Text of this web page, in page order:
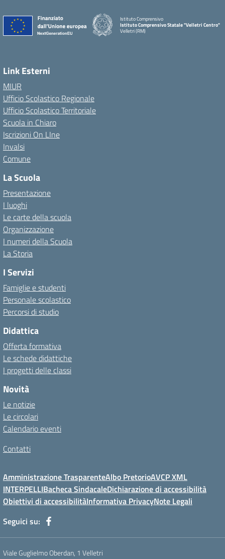
Istituto Comprensivo
Istituto Comprensivo Statale "Velletri Centro"
Velletri (RM)
Link Esterni
MIUR
Ufficio Scolastico Regionale
Ufficio Scolastico Territoriale
Scuola in Chiaro
Iscrizioni On LIne
Invalsi
Comune
La Scuola
Presentazione
I luoghi
Le carte della scuola
Organizzazione
I numeri della Scuola
La Storia
I Servizi
Famiglie e studenti
Personale scolastico
Percorsi di studio
Didattica
Offerta formativa
Le schede didattiche
I progetti delle classi
Novità
Le notizie
Le circolari
Calendario eventi
Contatti
Amministrazione TrasparenteAlbo PretorioAVCP XML
INTERPELLIBacheca SindacaleDichiarazione di accessibilità
Obiettivi di accessibilitàInformativa PrivacyNote Legali
Seguici su:
Viale Guglielmo Oberdan, 1 Velletri